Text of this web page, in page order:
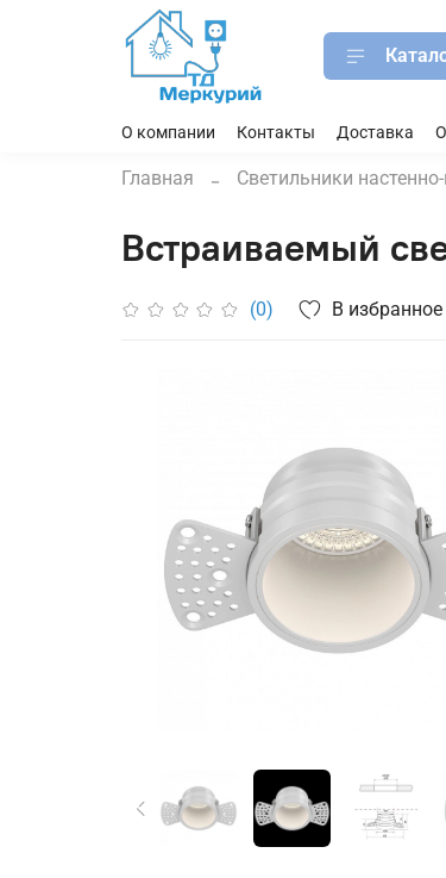
О компании Контакты Доставка
Главная Светильники
Встраиваемый
(0) В избранное